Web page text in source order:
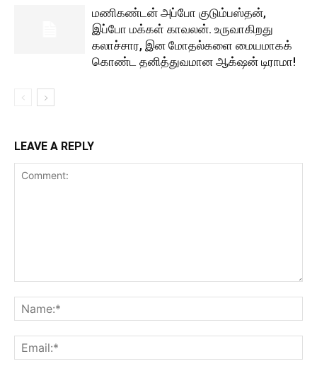
மணிகண்டன் அப்போ குடும்பஸ்தன்,
இப்போ மக்கள் காவலன். உருவாகிறது
கலாச்சார, இன மோதல்களை மையமாகக்
கொண்ட தனித்துவமான ஆக்‌ஷன் டிராமா!
LEAVE A REPLY